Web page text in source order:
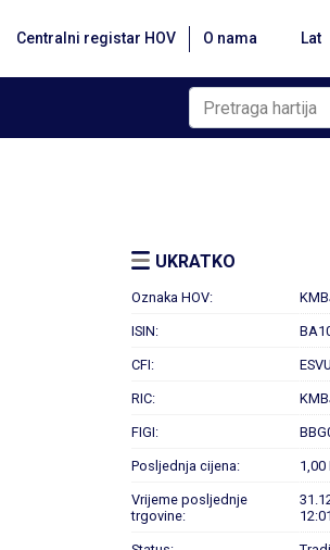
Centralni registar HOV O nama Lat
UKRATKO
Oznaka HOV:
ISIN:
CFI:
RIC:
FIGI:
Posljednja cijena: 1,00
Vrijeme posljednje
trgovine: